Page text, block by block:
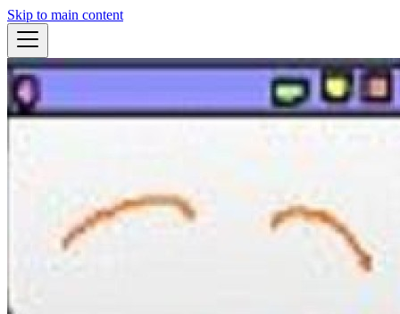
Skip to main content